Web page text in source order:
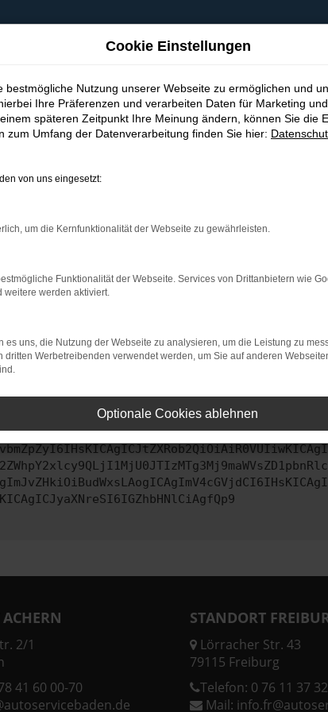
bestimmter Seiten verhindern. Funktioniert die
beheben.
auf dem neuesten Stand sind.
kann auch dazu führen, dass bestimmte
uns bitte. Wir werden versuchen, das Problem
2/1
41 60 00-70
STANDORT
Lörracher Str. 43
79115 Freiburg
Telefon: 0 76 11 37
Mail:
Cookie Einstellungen
bestmögliche Nutzung unserer Webseite zu ermöglichen und
Ihre Präferenzen und verarbeiten Daten für Marketing
späteren Zeitpunkt Ihre Meinung ändern, können Sie die
zum Umfang der Datenverarbeitung finden Sie hier:
von uns eingesetzt:
um die Kernfunktionalität der Webseite zu gewährleisten.
Funktionalität der Webseite. Services von Drittanbietern wie
weitere werden aktiviert.
es uns, die Nutzung der Webseite zu analysieren, um die Leistung zu
dritten Werbetreibenden verwendet werden, um Sie auf anderen
Optionale Cookies ablehnen